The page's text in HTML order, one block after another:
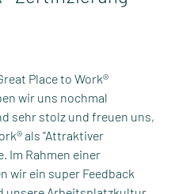
Place to Work®
wir uns nochmal
sehr stolz und freuen uns,
als "Attraktiver
Im Rahmen einer
wir ein super Feedback